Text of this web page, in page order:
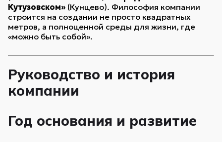
Кутузовском» (Кунцево). Философия компании
строится на создании не просто квадратных
метров, а полноценной среды для жизни, где
«можно быть собой».
Руководство и история
компании
Год основания и развитие